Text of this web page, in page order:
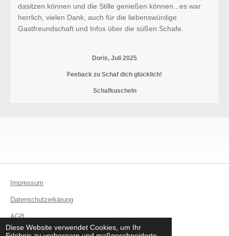
Diese Website verwendet Cookies, um Ihr
dasitzen können und die Stille genießen können...es war
herrlich, vielen Dank, auch für die liebenswürdige
Gastfreundschaft und Infos über die süßen Schafe.
Doris, Juli 2025
Feeback zu Schaf dich glücklich!
Schafkuscheln
Impressum
Datenschutzerkärung
AGB
© 2025 Hofmoment - Bock auf Zwiebel